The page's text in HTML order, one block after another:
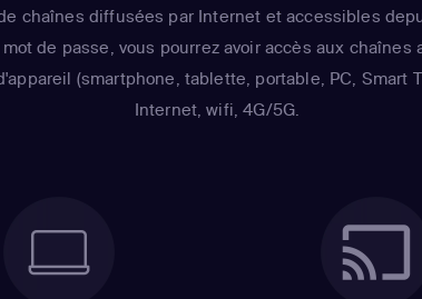
chaînes diffusées par Internet et accessibles
mot de passe, vous pourrez avoir accès aux
(smartphone, tablette, portable, PC, Smart
Internet, wifi, 4G/5G.